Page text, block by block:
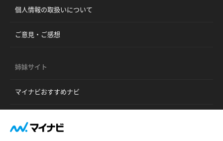
個人情報の取扱いについて
ご意見・ご感想
姉妹サイト
マイナビおすすめナビ